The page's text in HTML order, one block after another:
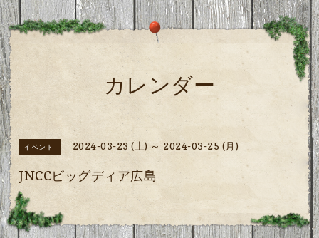
カレンダー
イベント 2024-03-23 (土) ～ 2024-03-25 (月)
JNCCビッグディア広島